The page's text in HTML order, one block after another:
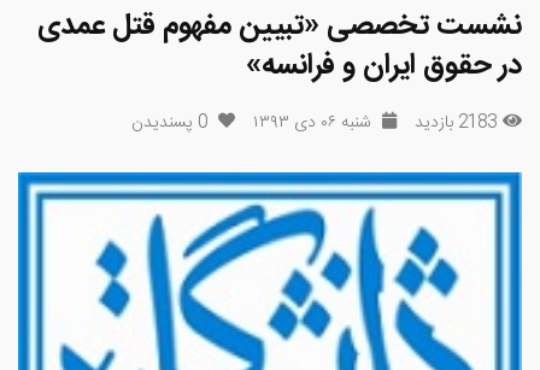
نشست تخصصی «تبیین مفهوم قتل عمدی
در حقوق ایران و فرانسه»
2183 بازدید شنبه ۰۶ دی ۱۳۹۳ 0 پسندیدن